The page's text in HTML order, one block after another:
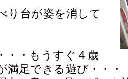
り台が姿を消して
・・もうすぐ４歳
満足できる遊び・・・